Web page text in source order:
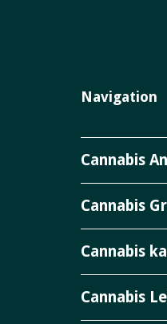
Navigation
Cannabis
Cannabis
Cannabis
Cannabis